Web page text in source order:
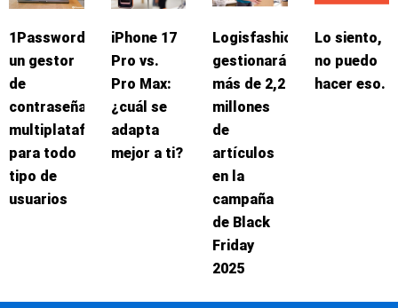
1Password:
un gestor
de
contraseñas
multiplataforma
para todo
tipo de
usuarios
iPhone 17
Pro vs.
Pro Max:
¿cuál se
adapta
mejor a ti?
Logisfashion
gestionará
más de 2,2
millones
de
artículos
en la
campaña
de Black
Friday
2025
Lo siento,
no puedo
hacer eso.